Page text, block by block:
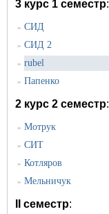
3 курс 1 семестр:
» CИД
» СИД 2
» rubel
» Папенко
2 курс 2 семестр:
» Мотрук
» СИТ
» Котляров
» Мельничук
II семестр: